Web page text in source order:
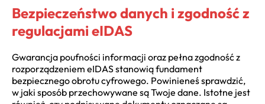
Bezpieczeństwo danych i zgodność z
regulacjami eIDAS
Gwarancja poufności informacji oraz pełna zgodność z
rozporządzeniem eIDAS stanowią fundament
bezpiecznego obrotu cyfrowego. Powinieneś sprawdzić,
w jaki sposób przechowywane są Twoje dane. Istotne jest